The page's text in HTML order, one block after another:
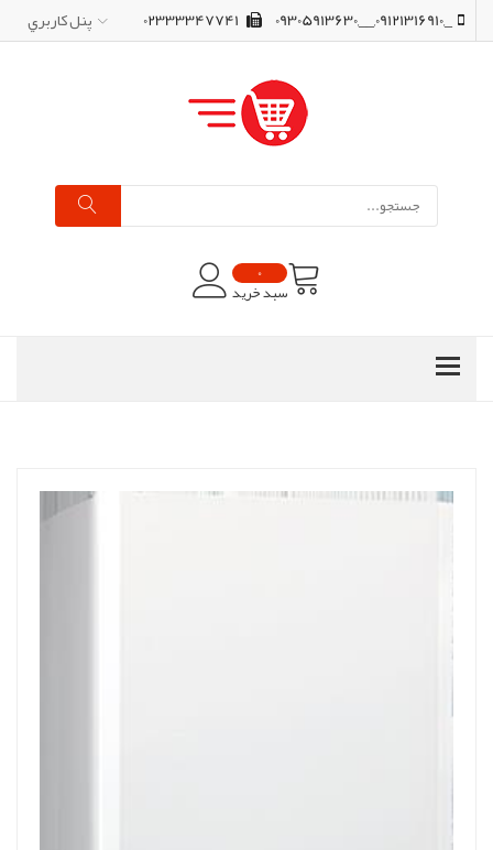
_,09121316910,__,09305913630 پنل کاربري
0
سبد خرید